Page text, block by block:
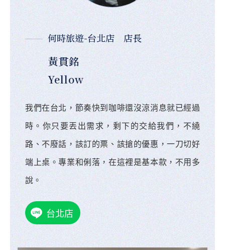
何時旅遊-台北店 店長
黃貫銘
Yellow
我們在台北，節奏快到咖啡還沒涼消息就已經過
時。你只要丟出需求，剩下的交給我們，不繞
路、不廢話，該訂的票、該搶的優惠，一刀切好
端上桌。專業和俐落，在這裡是基本款，不用多
說。
台北店